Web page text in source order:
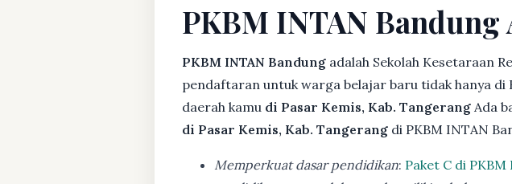
PKBM INTAN Bandung
PKBM INTAN Bandung adalah Sekolah Kesetaraan
pendaftaran untuk warga belajar baru tidak hanya
daerah kamu di Pasar Kemis, Kab. Tangerang Ada
di Pasar Kemis, Kab. Tangerang di PKBM INTAN
Memperkuat dasar pendidikan: Paket C di